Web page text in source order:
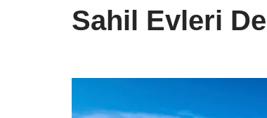
Sahil Evleri